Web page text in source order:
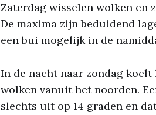
Zaterdag wisselen wolken en
De maxima zijn beduidend
een bui mogelijk in de
In de nacht naar zondag koelt
wolken vanuit het noorden.
slechts uit op 14 graden en